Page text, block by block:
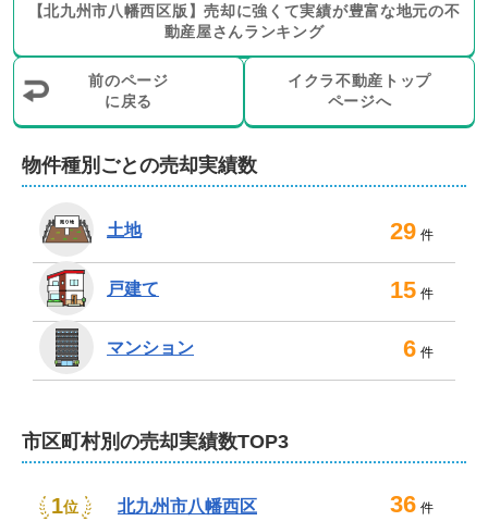
【北九州市八幡西区版】売却に強くて実績が豊富な地元の不
動産屋さんランキング
前のページ
に戻る
イクラ不動産トップ
ページへ
物件種別ごとの売却実績数
土地 29 件
戸建て 15 件
マンション 6 件
市区町村別の売却実績数TOP3
1位 北九州市八幡西区 36 件